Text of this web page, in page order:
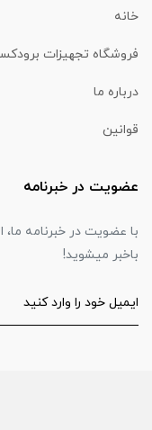
خانه
فروشگاه تجهیزات
درباره ما
قوانین
عضویت در خبرنامه
با عضویت در خبرنامه
باخبر میشوید!